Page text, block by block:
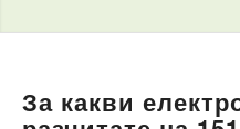
За какви